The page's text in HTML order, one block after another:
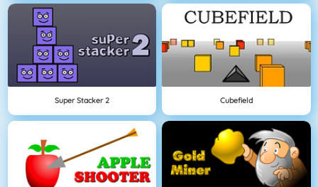
Super Stacker 2 Cubefield